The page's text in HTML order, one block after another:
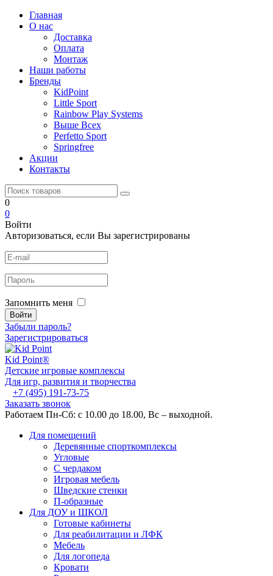
Главная
О нас
Доставка
Оплата
Монтаж
Наши работы
Бренды
KidPoint
Little Sport
Rainbow Play Systems
Выше Всех
Perfetto Sport
Springfree
Акции
Контакты
0
0
Войти
Авторизоваться, если Вы зарегистрированы
Запомнить меня
Забыли пароль?
Зарегистрироваться
Kid Point®
Детские игровые комплексы
Для игр, развития и творчества
+7 (495) 191-73-75
Заказать звонок
Работаем Пн-Сб: с 10.00 до 18.00, Вс – выходной.
Для помещений
Деревянные спорткомплексы
Угловые
С чердаком
Игровая мебель
Шведские стенки
П-образные
Для ДОУ и ШКОЛ
Готовые кабинеты
Для реабилитации и ЛФК
Мебель
Для логопеда
Кровати